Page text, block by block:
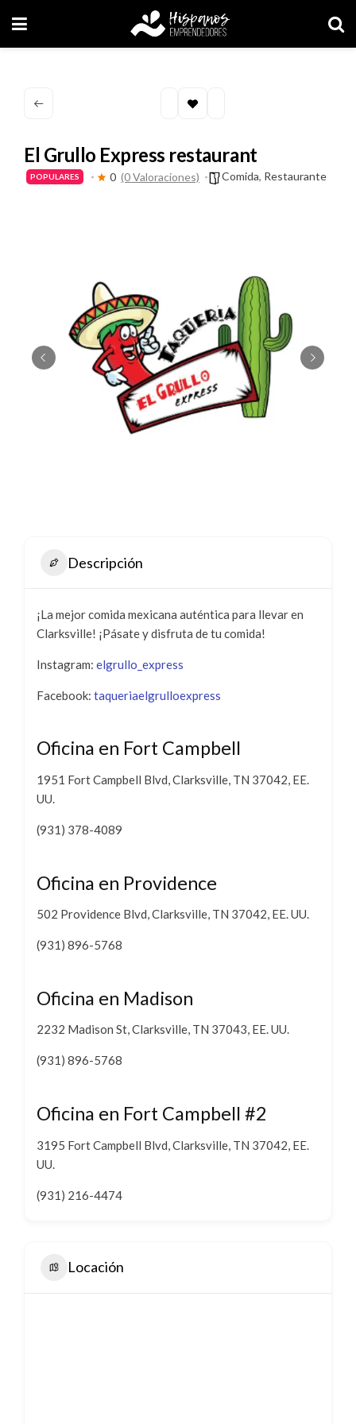
El Grullo Express restaurant
POPULARES 0 (0 Valoraciones) Comida, Restaurante
Descripción
¡La mejor comida mexicana auténtica para llevar en
Clarksville! ¡Pásate y disfruta de tu comida!
Instagram: elgrullo_express
Facebook: taqueriaelgrulloexpress
Oficina en Fort Campbell
1951 Fort Campbell Blvd, Clarksville, TN 37042, EE.
UU.
(931) 378-4089
Oficina en Providence
502 Providence Blvd, Clarksville, TN 37042, EE. UU.
(931) 896-5768
Oficina en Madison
2232 Madison St, Clarksville, TN 37043, EE. UU.
(931) 896-5768
Oficina en Fort Campbell #2
3195 Fort Campbell Blvd, Clarksville, TN 37042, EE.
UU.
(931) 216-4474
Locación